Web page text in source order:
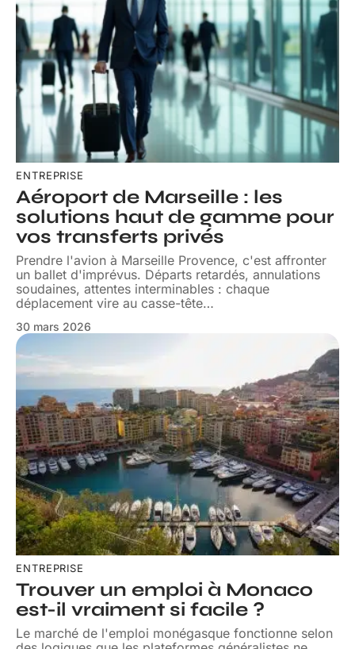
ENTREPRISE
Aéroport de Marseille : les
solutions haut de gamme pour
vos transferts privés
Prendre l'avion à Marseille Provence, c'est affronter
un ballet d'imprévus. Départs retardés, annulations
soudaines, attentes interminables : chaque
déplacement vire au casse-tête…
30 mars 2026
ENTREPRISE
Trouver un emploi à Monaco
est-il vraiment si facile ?
Le marché de l'emploi monégasque fonctionne selon